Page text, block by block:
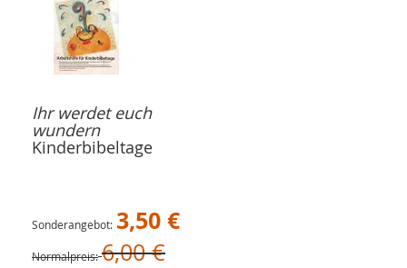
Ihr werdet euch
wundern
Kinderbibeltage
Sonderangebot 3,50 €
Normalpreis 6,00 €